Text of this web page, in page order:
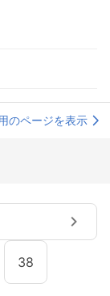
のページを表示
38